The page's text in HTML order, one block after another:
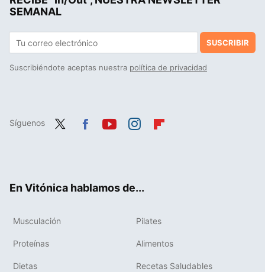
SEMANAL
SUSCRIBIR
Suscribiéndote aceptas nuestra política de privacidad
Síguenos
En Vitónica hablamos de...
Musculación Pilates
Proteínas Alimentos
Dietas Recetas Saludables